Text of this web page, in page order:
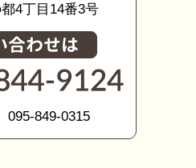
4丁目14番3号
849-0315